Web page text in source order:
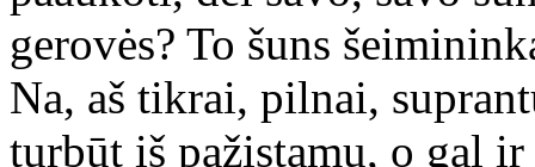
gerovės? To šuns
Na, aš tikrai, pilnai,
turbūt iš pažįstamu, o gal